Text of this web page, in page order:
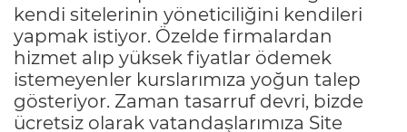
kendi sitelerinin yöneticiliğini kendileri
yapmak istiyor. Özelde firmalardan
hizmet alıp yüksek fiyatlar ödemek
istemeyenler kurslarımıza yoğun talep
gösteriyor. Zaman tasarruf devri, bizde
ücretsiz olarak vatandaşlarımıza Site